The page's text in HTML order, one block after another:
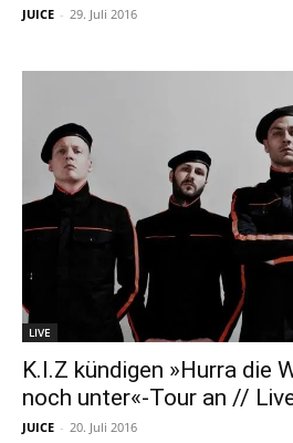
JUICE - 29. Juli 2016
LIVE
K.I.Z kündigen »Hurra die
noch unter«-Tour an //
JUICE - 20. Juli 2016